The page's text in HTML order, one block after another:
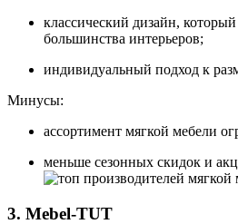
классический дизайн,
большинства интерьеров;
индивидуальный подход к
Минусы:
ассортимент мягкой мебели
меньше сезонных скидок и
3. Mebel-TUT